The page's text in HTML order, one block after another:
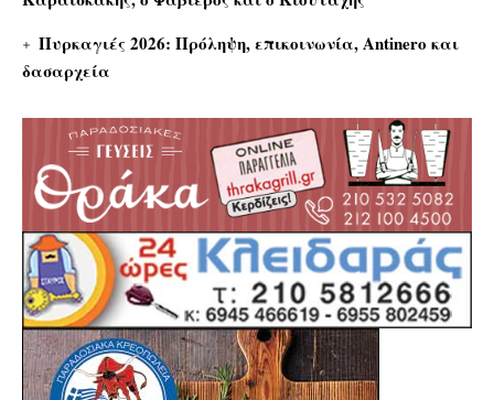
Πυρκαγιές 2026: Πρόληψη, επικοινωνία, Antinero και
δασαρχεία